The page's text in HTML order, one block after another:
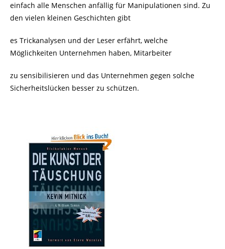
einfach alle Menschen anfällig für Manipulationen sind. Zu
den vielen kleinen Geschichten gibt
es Trickanalysen und der Leser erfährt, welche
Möglichkeiten Unternehmen haben, Mitarbeiter
zu sensibilisieren und das Unternehmen gegen solche
Sicherheitslücken besser zu schützen.